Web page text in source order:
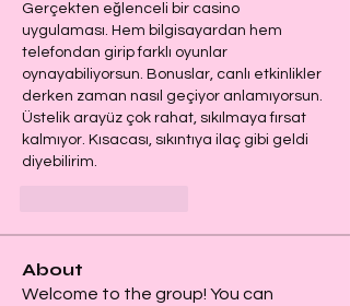
Gerçekten eğlenceli bir casino
uygulaması. Hem bilgisayardan hem
telefondan girip farklı oyunlar
oynayabiliyorsun. Bonuslar, canlı etkinlikler
derken zaman nasıl geçiyor anlamıyorsun.
Üstelik arayüz çok rahat, sıkılmaya fırsat
kalmıyor. Kısacası, sıkıntıya ilaç gibi geldi
diyebilirim.
About
Welcome to the group! You can